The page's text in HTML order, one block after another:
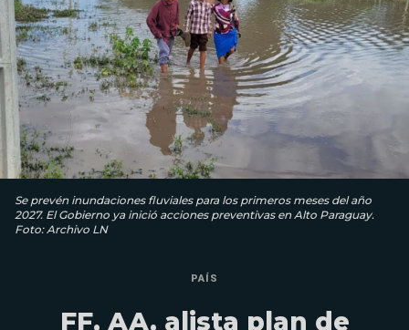
Se prevén inundaciones fluviales para los primeros meses del año
2027. El Gobierno ya inició acciones preventivas en Alto Paraguay.
Foto: Archivo LN
PAÍS
FF. AA. alista plan de